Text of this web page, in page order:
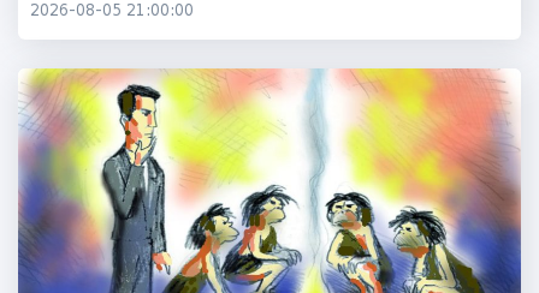
2026-08-05 21:00:00